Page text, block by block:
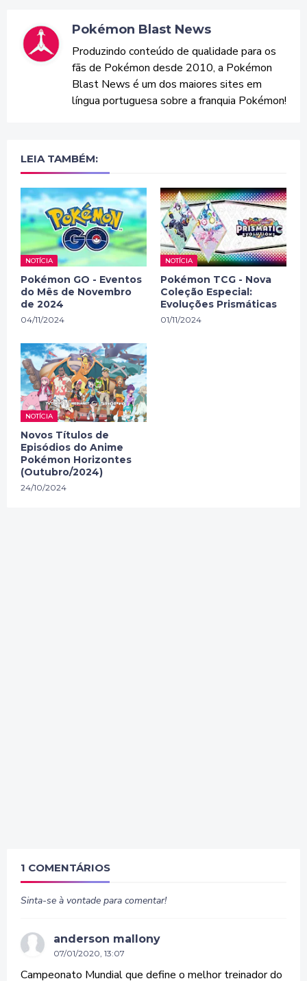
Pokémon Blast News
Produzindo conteúdo de qualidade para os
fãs de Pokémon desde 2010, a Pokémon
Blast News é um dos maiores sites em
língua portuguesa sobre a franquia Pokémon!
LEIA TAMBÉM:
NOTÍCIA
Pokémon GO - Eventos
do Mês de Novembro
de 2024
04/11/2024
NOTÍCIA
Pokémon TCG - Nova
Coleção Especial:
Evoluções Prismáticas
01/11/2024
NOTÍCIA
Novos Títulos de
Episódios do Anime
Pokémon Horizontes
(Outubro/2024)
24/10/2024
1 COMENTÁRIOS
Sinta-se à vontade para comentar!
anderson mallony
07/01/2020, 13:07
Campeonato Mundial que define o melhor treinador do